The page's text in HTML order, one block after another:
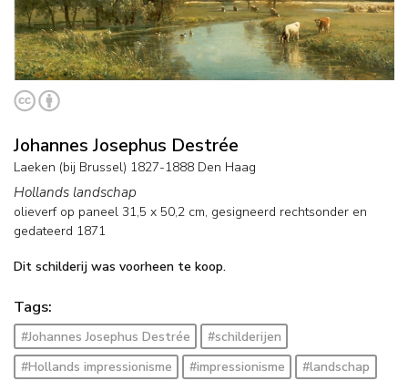
Johannes Josephus Destrée
Laeken (bij Brussel) 1827-1888 Den Haag
Hollands landschap
olieverf op paneel 31,5 x 50,2 cm, gesigneerd rechtsonder en
gedateerd 1871
Dit schilderij was voorheen te koop.
Tags:
#Johannes Josephus Destrée
#schilderijen
#Hollands impressionisme
#impressionisme
#landschap